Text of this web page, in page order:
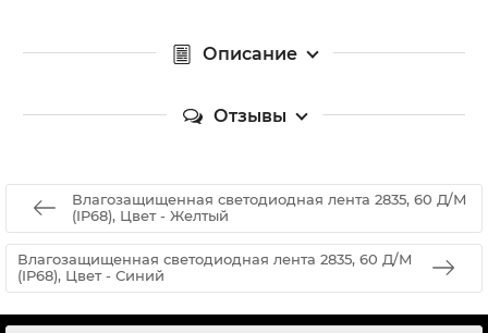
Описание
Отзывы
Влагозащищенная светодиодная лента 2835, 60 Д/М
(IP68), Цвет - Желтый
Влагозащищенная светодиодная лента 2835, 60 Д/М
(IP68), Цвет - Синий